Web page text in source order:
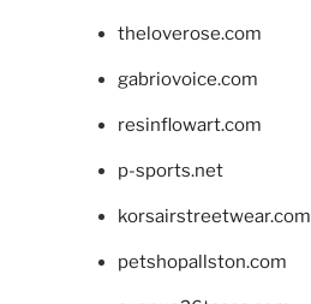
theloverose.com
gabriovoice.com
resinflowart.com
p-sports.net
korsairstreetwear.com
petshopallston.com